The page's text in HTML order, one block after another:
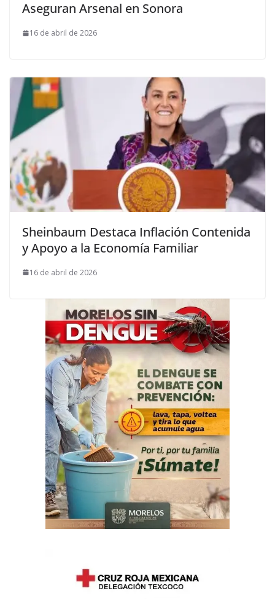
Aseguran Arsenal en Sonora
16 de abril de 2026
Sheinbaum Destaca Inflación Contenida
y Apoyo a la Economía Familiar
16 de abril de 2026